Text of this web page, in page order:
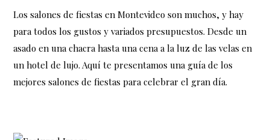
Los salones de fiestas en Montevideo son muchos, y hay
para todos los gustos y variados presupuestos. Desde un
asado en una chacra hasta una cena a la luz de las velas en
un hotel de lujo. Aquí te presentamos una guía de los
mejores salones de fiestas para celebrar el gran día.